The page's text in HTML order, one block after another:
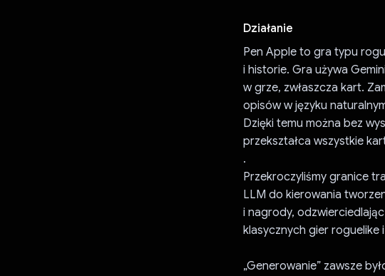
Działanie
Pen Apple to gra typu
i historie. Gra używa
w grze, zwłaszcza kart.
opisów w języku
Dzięki temu można bez
przekształca wszystkie
.
Przekroczyliśmy granice
LLM do kierowania
i nagrody,
klasycznych gier
„Generowanie” zawsze